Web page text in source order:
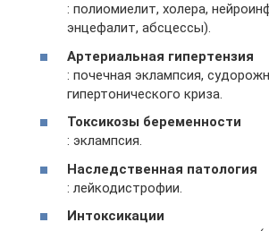
: полиомиелит, холера,
энцефалит, абсцессы).
Артериальная гипертензия
: почечная эклампсия,
гипертонического криза.
Токсикозы беременности
: эклампсия.
Наследственная патология
: лейкодистрофии.
Интоксикации